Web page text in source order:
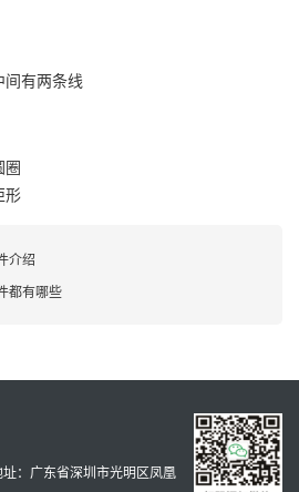
间有两条线
圈
形
介绍
都有哪些
：广东省深圳市光明区凤凰